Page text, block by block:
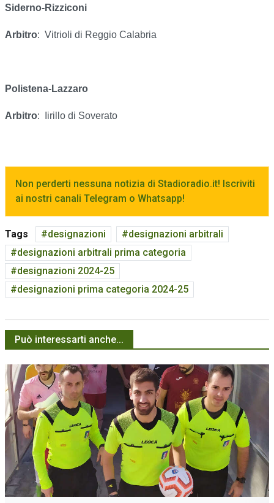
Siderno-Rizziconi
Arbitro: Vitrioli di Reggio Calabria
Polistena-Lazzaro
Arbitro: Iirillo di Soverato
Non perderti nessuna notizia di Stadioradio.it! Iscriviti
ai nostri canali Telegram o Whatsapp!
Tags designazioni
designazioni arbitrali
designazioni arbitrali prima categoria
designazioni 2024-25
designazioni prima categoria 2024-25
Può interessarti anche...